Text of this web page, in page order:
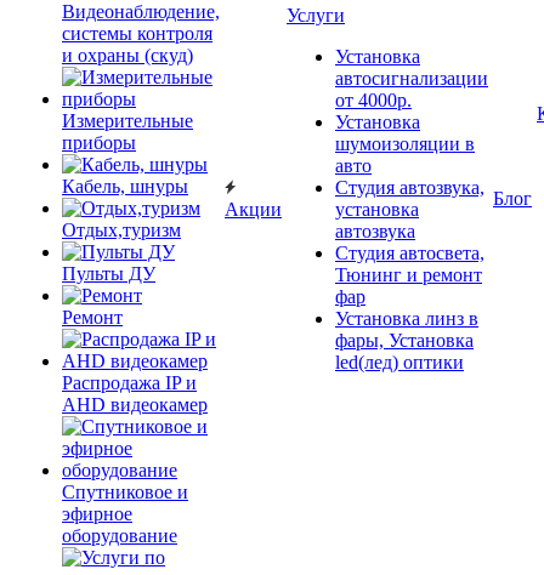
Видеонаблюдение,
системы контроля
и охраны (скуд)
Измерительные
приборы
Кабель, шнуры
Отдых,туризм
Пульты ДУ
Ремонт
Распродажа IP и
AHD видеокамер
Спутниковое и
эфирное
оборудование
Акции
Услуги
Установка
автосигнализации
от 4000р.
Установка
шумоизоляции в
авто
Студия автозвука,
установка
автозвука
Студия автосвета,
Тюнинг и ремонт
фар
Установка линз в
фары, Установка
led(лед) оптики
Блог